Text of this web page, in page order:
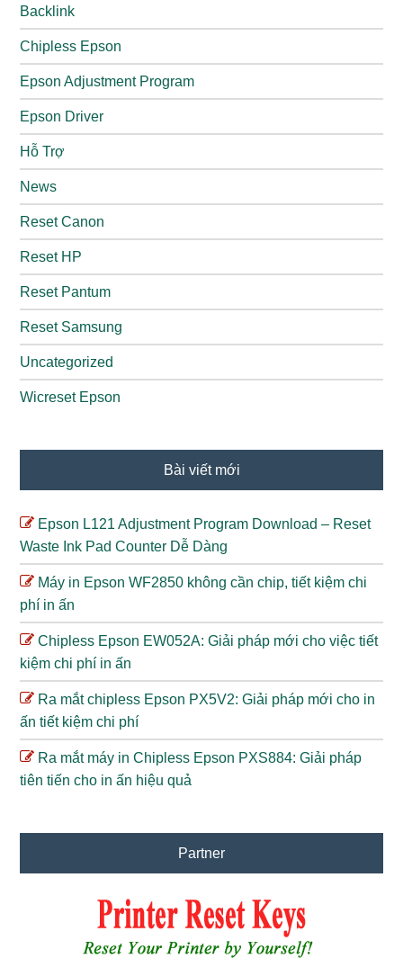
Backlink
Chipless Epson
Epson Adjustment Program
Epson Driver
Hỗ Trợ
News
Reset Canon
Reset HP
Reset Pantum
Reset Samsung
Uncategorized
Wicreset Epson
Bài viết mới
Epson L121 Adjustment Program Download – Reset
Waste Ink Pad Counter Dễ Dàng
Máy in Epson WF2850 không cần chip, tiết kiệm chi
phí in ấn
Chipless Epson EW052A: Giải pháp mới cho việc tiết
kiệm chi phí in ấn
Ra mắt chipless Epson PX5V2: Giải pháp mới cho in
ấn tiết kiệm chi phí
Ra mắt máy in Chipless Epson PXS884: Giải pháp
tiên tiến cho in ấn hiệu quả
Partner